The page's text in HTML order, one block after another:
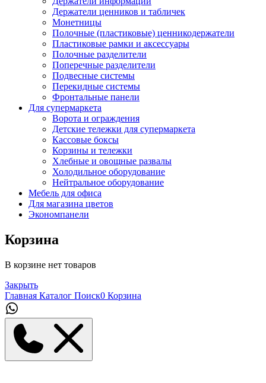
Держатели ценников и табличек
Монетницы
Полочные (пластиковые) ценникодержатели
Пластиковые рамки и аксессуары
Полочные разделители
Поперечные разделители
Подвесные системы
Перекидные системы
Фронтальные панели
Для супермаркета
Ворота и ограждения
Детские тележки для супермаркета
Кассовые боксы
Корзины и тележки
Хлебные и овощные развалы
Холодильное оборудование
Нейтральное оборудование
Мебель для офиса
Для магазина цветов
Экономпанели
Корзина
В корзине нет товаров
Закрыть
Главная Каталог Поиск0 Корзина